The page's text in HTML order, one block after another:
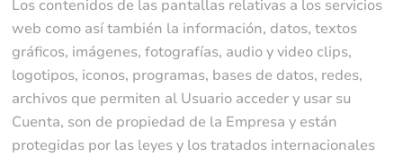
Los contenidos de las pantallas relativas a los servicios
web como así también la información, datos, textos
gráficos, imágenes, fotografías, audio y video clips,
logotipos, iconos, programas, bases de datos, redes,
archivos que permiten al Usuario acceder y usar su
Cuenta, son de propiedad de la Empresa y están
protegidas por las leyes y los tratados internacionales